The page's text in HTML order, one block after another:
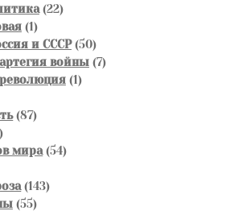
2222
11
товар
и СССР 5050
товаров
войны 77
11
8787
88
мира 5454
143143
5555